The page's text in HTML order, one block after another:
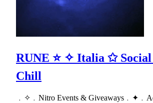
RUNE ⭐ ✧ Italia ✩
Chill
﹒✧﹒Nitro Events &